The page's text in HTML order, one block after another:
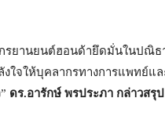
รยานยนต์ฮอนด้ายึดมั่นในปณิธ
งใจให้บุคลากรทางการแพทย์
ดร.อารักษ์ พรประภา กล่าวสรุป